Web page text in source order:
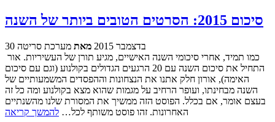
סיכום 2015: הסרטים הטובים ביותר של השנה
30 בדצמבר 2015 מאת מערכת סריטה
התחיל את סיכום השנה עם 20 הרגעים הגדולים בקולנוע (וגם עם סיכום
האימה), אורון חלק אתנו את הנצחונות וההפסדים המשמעותיים של
השנה מבחינתו, ועופר הרחיב על מגמות שהוא מצא בקולנוע ומה כל זה
בעצם אומר, אם בכלל. הפוסט הזה ממשיך את המסורת שלנו מהשנתיים
האחרונות. זהו פוסט משותף לכל… להמשך קריאה